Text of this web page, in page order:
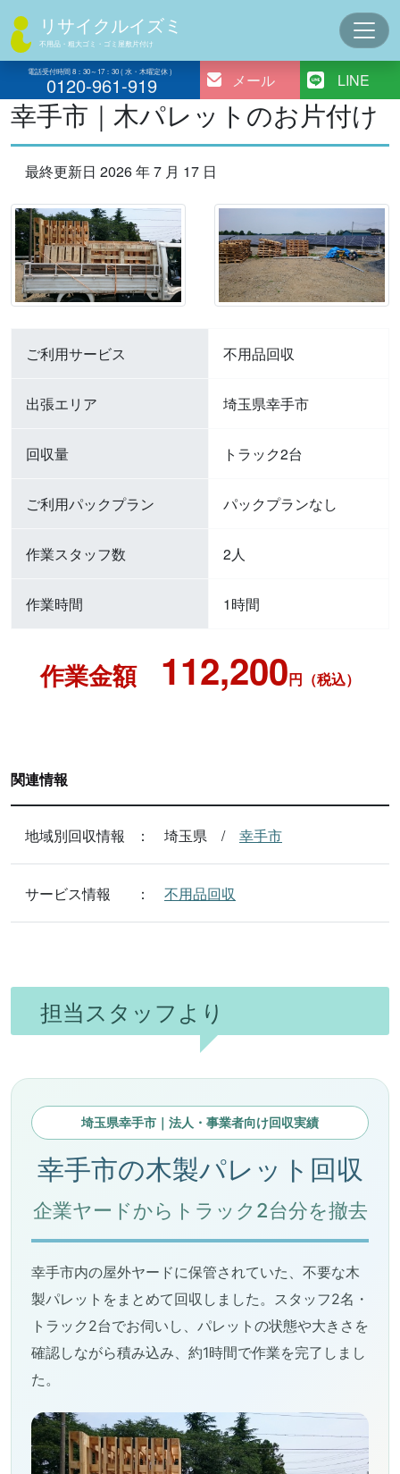
ン
テ
ツ
へ
プ
リサイクルイズミ
不用品・粗大ゴミ・ゴミ屋敷片付け
電話受付時間 8：30～17：30 ( 水・木曜定休 )
0120-961-919 メール LINE
幸手市｜木パレットのお片付け
最終更新日 2026 年 7 月 17 日
ご利用サービス 不用品回収
出張エリア 埼玉県幸手市
回収量 トラック2台
ご利用パックプラン パックプランなし
作業スタッフ数 2人
作業時間 1時間
作業金額 112,200円（税込）
関連情報
地域別回収情報 埼玉県 幸手市
サービス情報 不用品回収
担当スタッフより
埼玉県幸手市｜法人・事業者向け回収実績
幸手市の木製パレット回収
企業ヤードからトラック2台分を撤去
幸手市内の屋外ヤードに保管されていた、不要な木
製パレットをまとめて回収しました。スタッフ2名・
トラック2台でお伺いし、パレットの状態や大きさを
確認しながら積み込み、約1時間で作業を完了しまし
た。